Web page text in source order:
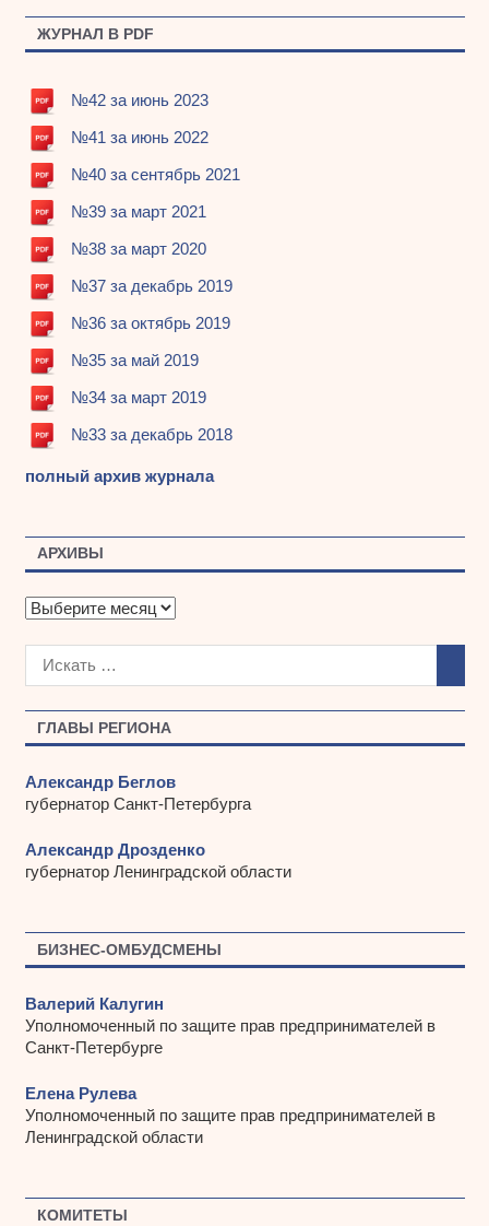
ГЛАВЫ РЕГИОНА
Александр Беглов
губернатор Санкт-Петербурга
Александр Дрозденко
губернатор Ленинградской области
БИЗНЕС-ОМБУДСМЕНЫ
Валерий Калугин
Уполномоченный по защите прав предпринимателей в
Санкт-Петербурге
Елена Рулева
Уполномоченный по защите прав предпринимателей в
Ленинградской области
КОМИТЕТЫ
ЖУРНАЛ В PDF
№42 за июнь 2023
№41 за июнь 2022
№40 за сентябрь 2021
№39 за март 2021
№38 за март 2020
№37 за декабрь 2019
№36 за октябрь 2019
№35 за май 2019
№34 за март 2019
№33 за декабрь 2018
полный архив журнала
АРХИВЫ
А
х
ы